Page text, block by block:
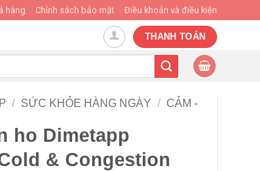
hàng Chính sách bảo mật Điều khoản và điều kiện
THANH TOÁN
/ SỨC KHỎE HÀNG NGÀY / CẢM -
ho Dimetapp
& Congestion